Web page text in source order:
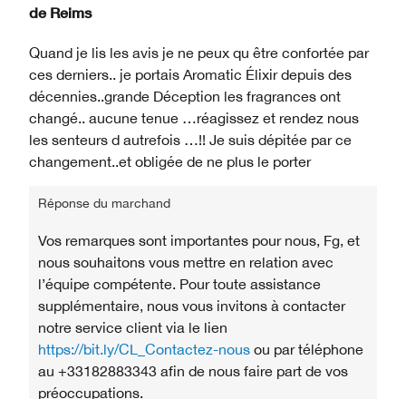
de Reims
Quand je lis les avis je ne peux qu être confortée par
ces derniers.. je portais Aromatic Élixir depuis des
décennies..grande Déception les fragrances ont
changé.. aucune tenue …réagissez et rendez nous
les senteurs d autrefois …!! Je suis dépitée par ce
changement..et obligée de ne plus le porter
Réponse du marchand
Vos remarques sont importantes pour nous, Fg, et
nous souhaitons vous mettre en relation avec
l’équipe compétente. Pour toute assistance
supplémentaire, nous vous invitons à contacter
notre service client via le lien
https://bit.ly/CL_Contactez-nous ou par téléphone
au +33182883343 afin de nous faire part de vos
préoccupations.